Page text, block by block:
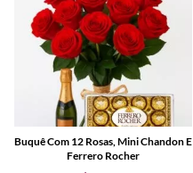
Buquê Com 12 Rosas, Mini Chandon E
Ferrero Rocher